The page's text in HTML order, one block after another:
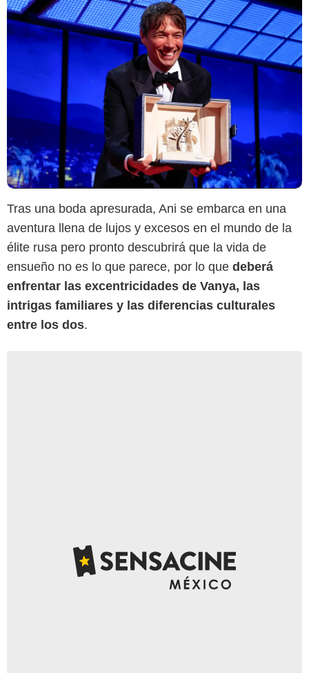
Tras una boda apresurada, Ani se embarca en una
aventura llena de lujos y excesos en el mundo de la
élite rusa pero pronto descubrirá que la vida de
ensueño no es lo que parece, por lo que deberá
enfrentar las excentricidades de Vanya, las
intrigas familiares y las diferencias culturales
entre los dos.